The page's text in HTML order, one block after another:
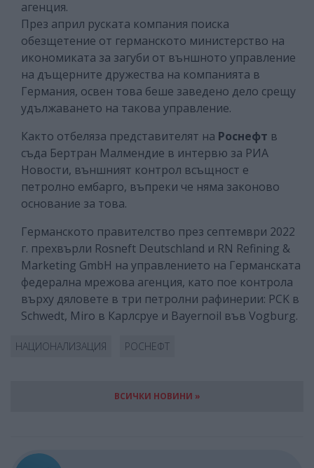
агенция.
През април руската компания поиска
обезщетение от германското министерство на
икономиката за загуби от външното управление
на дъщерните дружества на компанията в
Германия, освен това беше заведено дело срещу
удължаването на такова управление.
Както отбеляза представителят на Роснефт в
съда Бертран Малмендие в интервю за РИА
Новости, външният контрол всъщност е
петролно ембарго, въпреки че няма законово
основание за това.
Германското правителство през септември 2022
г. прехвърли Rosneft Deutschland и RN Refining &
Marketing GmbH на управлението на Германската
федерална мрежова агенция, като пое контрола
върху дяловете в три петролни рафинерии: PCK в
Schwedt, Miro в Карлсруе и Bayernoil във Vogburg.
НАЦИОНАЛИЗАЦИЯ РОСНЕФТ
ВСИЧКИ НОВИНИ »